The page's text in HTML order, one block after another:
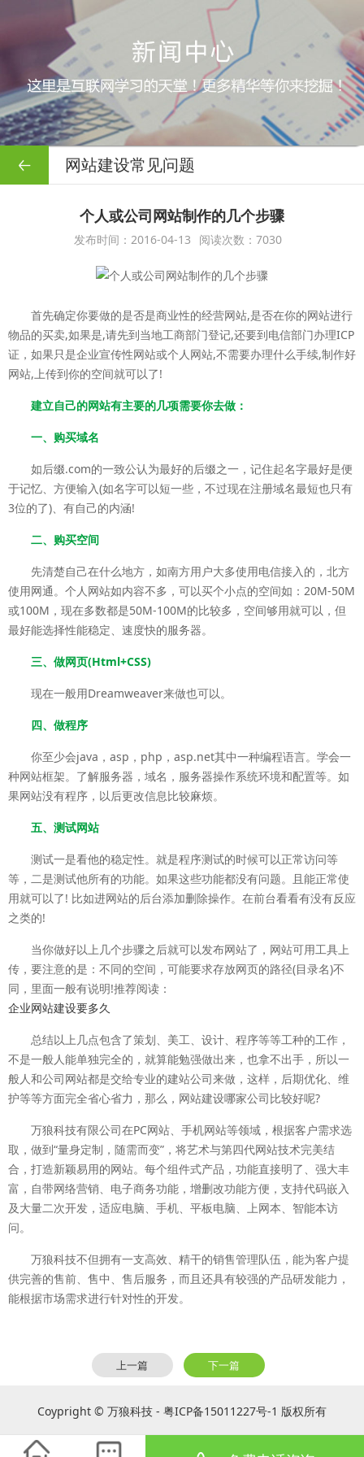
网站建设常见问题
个人或公司网站制作的几个步骤
发布时间：2016-04-13 阅读次数：7030
首先确定你要做的是否是商业性的经营网站,是否在你的网站进行
物品的买卖,如果是,请先到当地工商部门登记,还要到电信部门办理ICP
证，如果只是企业宣传性网站或个人网站,不需要办理什么手续,制作好
网站,上传到你的空间就可以了!
建立自己的网站有主要的几项需要你去做：
一、购买域名
如后缀.com的一致公认为最好的后缀之一，记住起名字最好是便
于记忆、方便输入(如名字可以短一些，不过现在注册域名最短也只有
3位的了)、有自己的内涵!
二、购买空间
先清楚自己在什么地方，如南方用户大多使用电信接入的，北方
使用网通。个人网站如内容不多，可以买个小点的空间如：20M-50M
或100M，现在多数都是50M-100M的比较多，空间够用就可以，但
最好能选择性能稳定、速度快的服务器。
三、做网页(Html+CSS)
现在一般用Dreamweaver来做也可以。
四、做程序
你至少会java，asp，php，asp.net其中一种编程语言。学会一
种网站框架。了解服务器，域名，服务器操作系统环境和配置等。如
果网站没有程序，以后更改信息比较麻烦。
五、测试网站
测试一是看他的稳定性。就是程序测试的时候可以正常访问等
等，二是测试他所有的功能。如果这些功能都没有问题。且能正常使
用就可以了! 比如进网站的后台添加删除操作。在前台看看有没有反应
之类的!
当你做好以上几个步骤之后就可以发布网站了，网站可用工具上
传，要注意的是：不同的空间，可能要求存放网页的路径(目录名)不
同，里面一般有说明!推荐阅读：
企业网站建设要多久
总结以上几点包含了策划、美工、设计、程序等等工种的工作，
不是一般人能单独完全的，就算能勉强做出来，也拿不出手，所以一
般人和公司网站都是交给专业的建站公司来做，这样，后期优化、维
护等等方面完全省心省力，那么，网站建设哪家公司比较好呢?
万狼科技有限公司在PC网站、手机网站等领域，根据客户需求选
取，做到“量身定制，随需而变”，将艺术与第四代网站技术完美结
合，打造新颖易用的网站。每个组件式产品，功能直接明了、强大丰
富，自带网络营销、电子商务功能，增删改功能方便，支持代码嵌入
及大量二次开发，适应电脑、手机、平板电脑、上网本、智能本访
问。
万狼科技不但拥有一支高效、精干的销售管理队伍，能为客户提
供完善的售前、售中、售后服务，而且还具有较强的产品研发能力，
能根据市场需求进行针对性的开发。
上一篇 下一篇
Coypright © 万狼科技 - 粤ICP备15011227号-1 版权所有